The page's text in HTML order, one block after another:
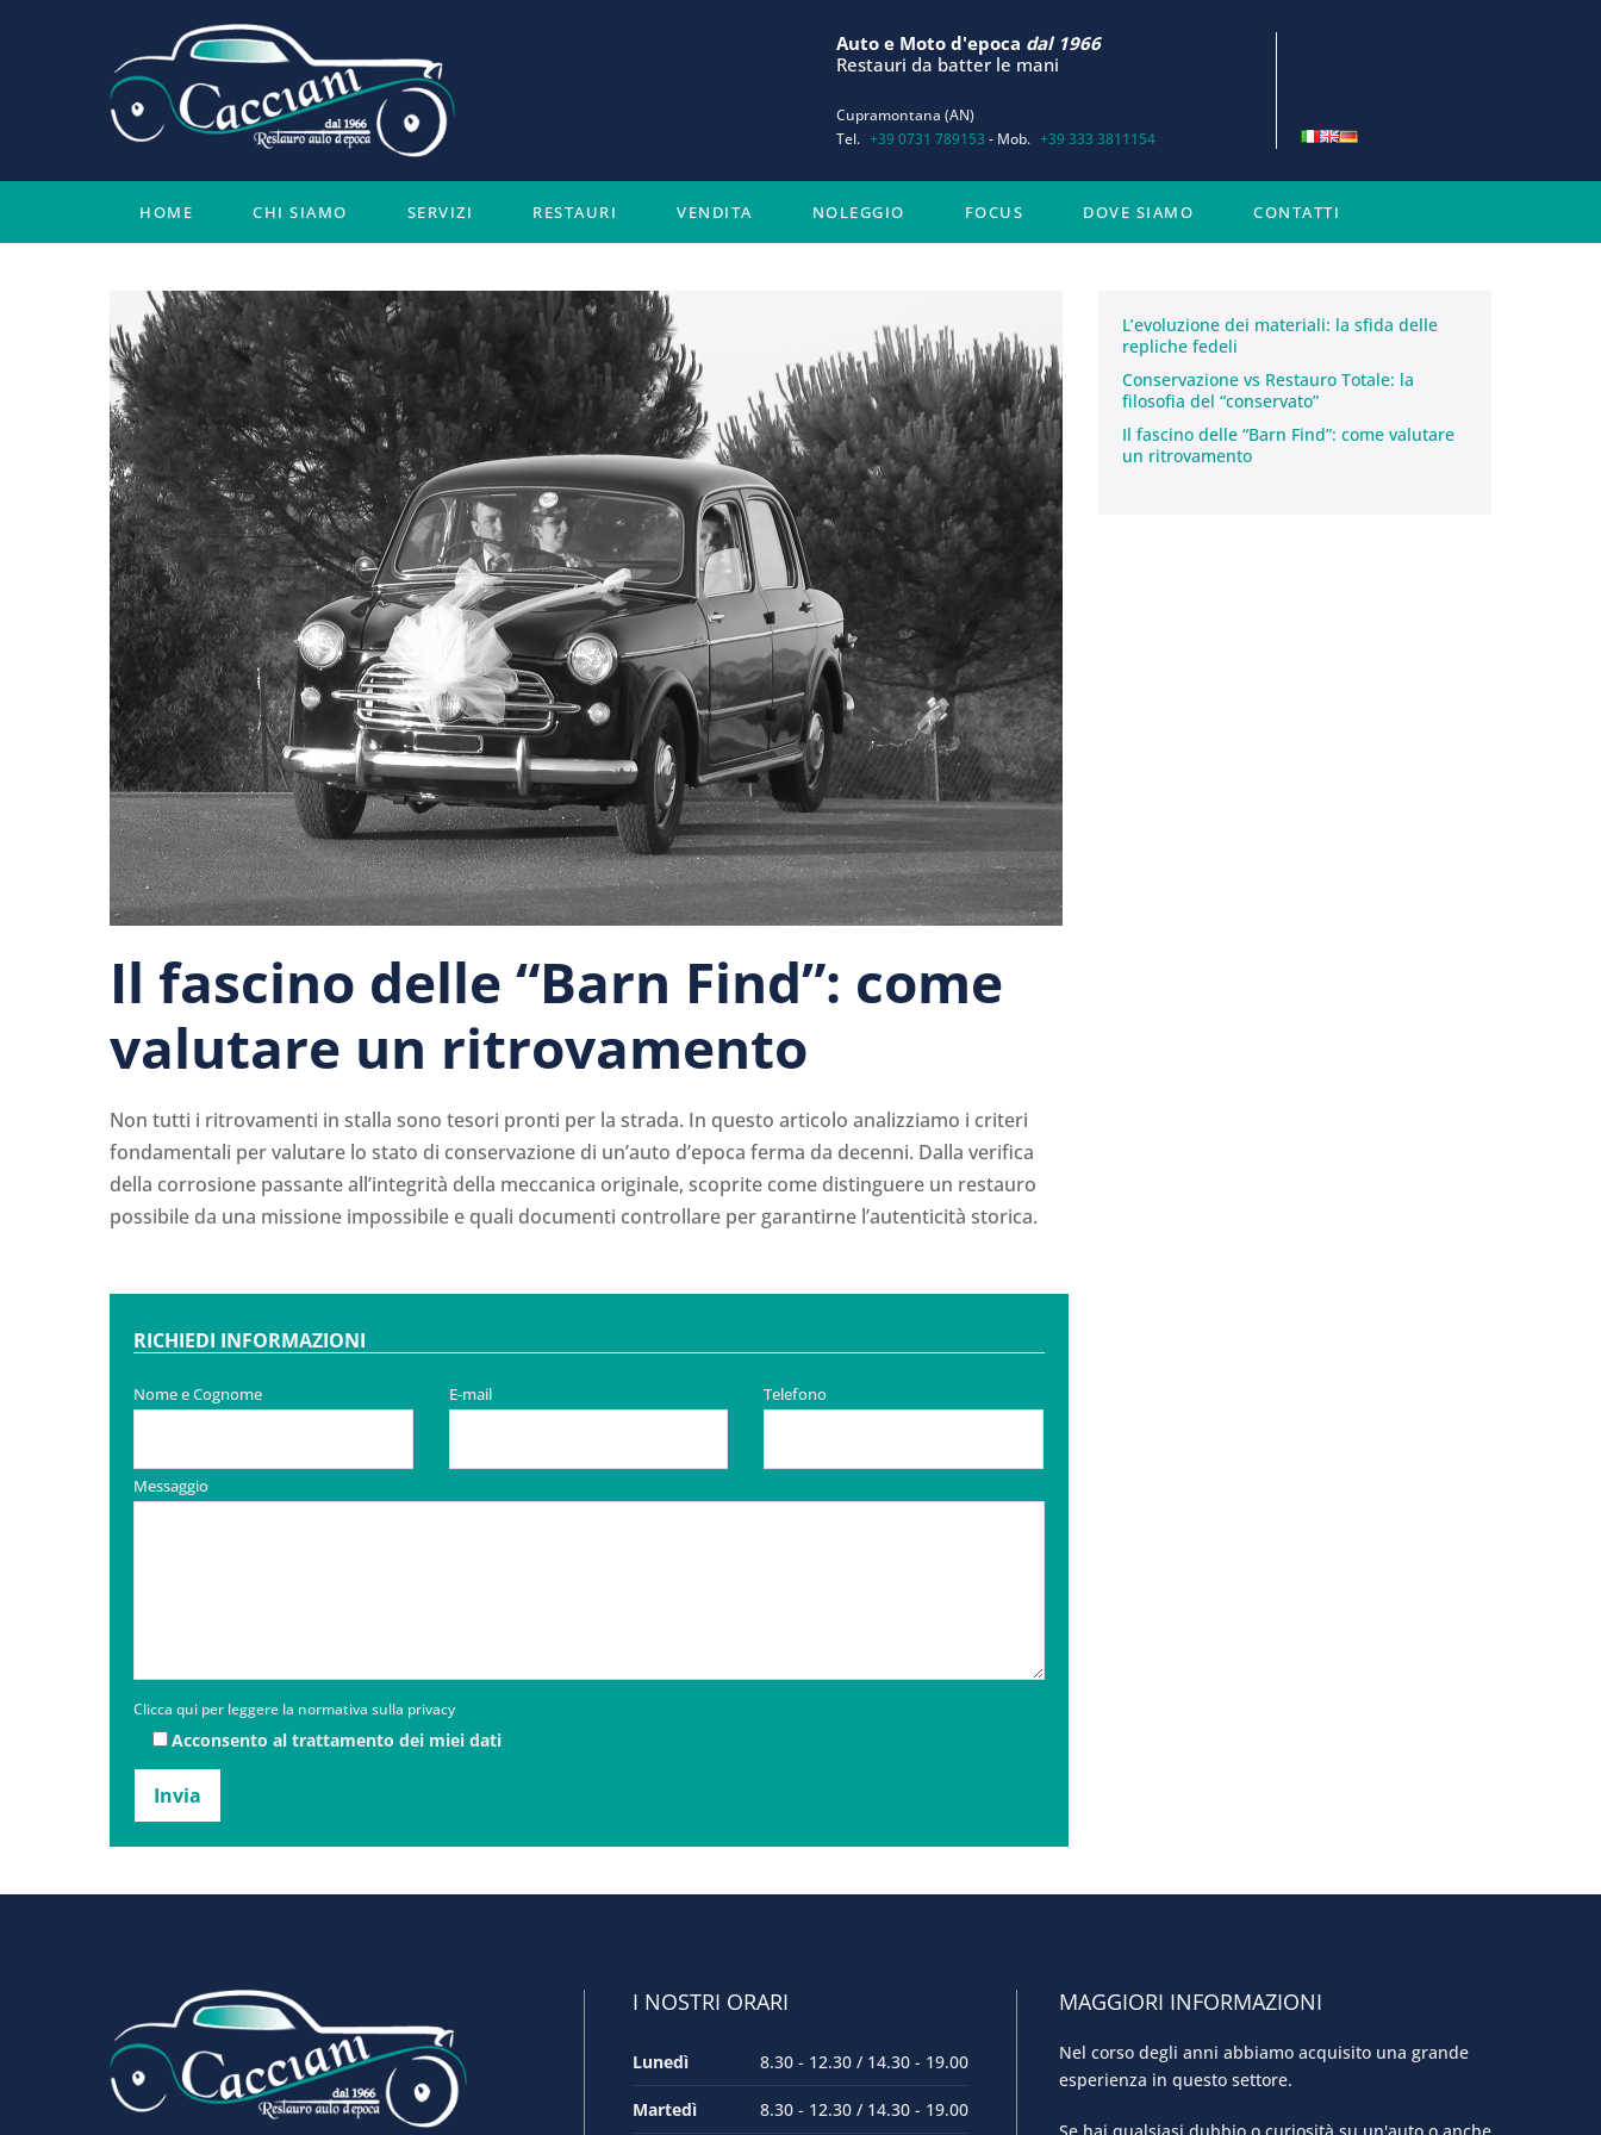
Auto e Moto d'epoca dal 1966
Restauri da batter le mani
Cupramontana (AN)
Tel. +39 0731 789153 - Mob. +39 333 3811154
HOME CHI SIAMO SERVIZI RESTAURI VENDITA NOLEGGIO FOCUS DOVE SIAMO CONTATTI
Il fascino delle “Barn Find”: come
valutare un ritrovamento
Non tutti i ritrovamenti in stalla sono tesori pronti per la strada. In questo articolo analizziamo i criteri
fondamentali per valutare lo stato di conservazione di un’auto d’epoca ferma da decenni. Dalla verifica
della corrosione passante all’integrità della meccanica originale, scoprite come distinguere un restauro
possibile da una missione impossibile e quali documenti controllare per garantirne l’autenticità storica.
RICHIEDI INFORMAZIONI
Nome e Cognome E-mail Telefono
Messaggio
Clicca qui per leggere la normativa sulla privacy
Acconsento al trattamento dei miei dati
L’evoluzione dei materiali: la sfida delle
repliche fedeli
Conservazione vs Restauro Totale: la
filosofia del “conservato”
Il fascino delle “Barn Find”: come valutare
un ritrovamento
I NOSTRI ORARI
Lunedì 8.30 - 12.30 / 14.30 - 19.00
Martedì 8.30 - 12.30 / 14.30 - 19.00
MAGGIORI INFORMAZIONI
Nel corso degli anni abbiamo acquisito una grande
esperienza in questo settore.